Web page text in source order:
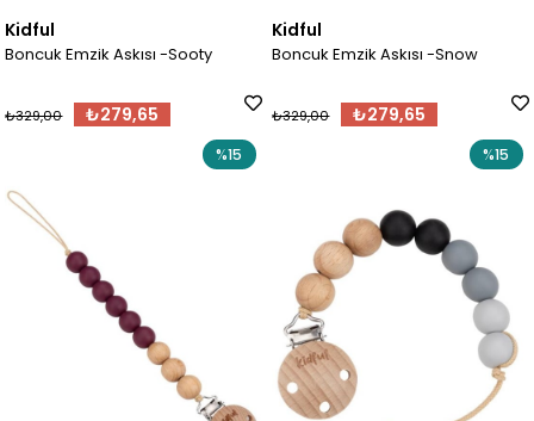
Kidful
Boncuk Emzik Askısı -Sooty
₺279,65
₺329,00
Kidful
Boncuk Emzik Askısı -Snow
₺279,65
₺329,00
%15 %15